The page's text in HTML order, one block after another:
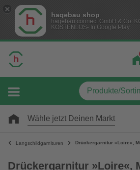
hagebau shop
hagebau connect GmbH & Co.
KOSTENLOS- In Google Play
Wähle jetzt Deinen Markt
Langschildgarnituren Drückergarnitur »Loire«,
Drückergarnitur »Loire«,